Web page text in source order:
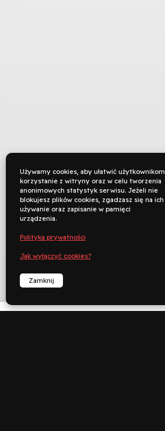
Używamy cookies, aby ułatwić użytkownikom
korzystanie z witryny oraz w celu tworzenia
anonimowych statystyk serwisu. Jeżeli nie
blokujesz plików cookies, zgadzasz się na ich
używanie oraz zapisanie w pamięci
urządzenia.
Polityka prywatności
Jak wyłączyć cookies?
Zamknij